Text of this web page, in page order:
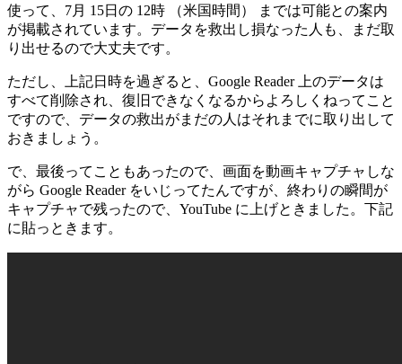
使って、7月 15日の 12時 （米国時間） までは可能との案内
が掲載されています。データを救出し損なった人も、まだ取
り出せるので大丈夫です。
ただし、上記日時を過ぎると、Google Reader 上のデータは
すべて削除され、復旧できなくなるからよろしくねってこと
ですので、データの救出がまだの人はそれまでに取り出して
おきましょう。
で、最後ってこともあったので、画面を動画キャプチャしな
がら Google Reader をいじってたんですが、終わりの瞬間が
キャプチャで残ったので、YouTube に上げときました。下記
に貼っときます。